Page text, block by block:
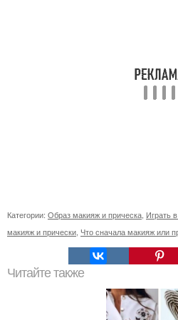
Категории: Образ макияж и прическа Играть
макияж и прически Что сначала макияж или
Читайте также